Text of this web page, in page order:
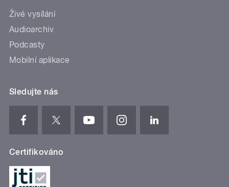
Živé vysílání
Audioarchiv
Podcasty
Mobilní aplikace
Sledujte nás
Certifikováno